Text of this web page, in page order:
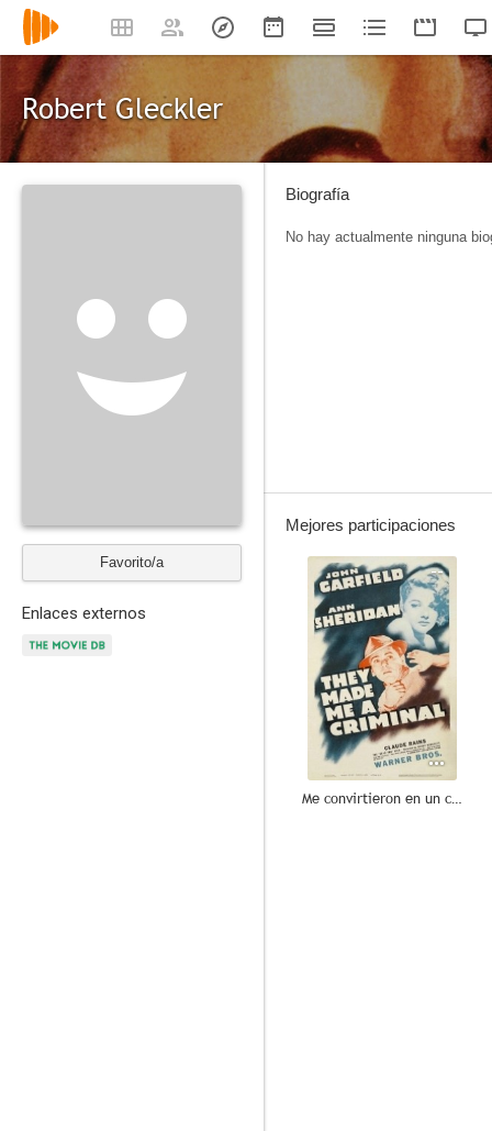
Robert Gleckler
Favorito/a
Enlaces externos
Biografía
No hay actualmente ninguna
Mejores participaciones
--
Me convirtieron en un criminal